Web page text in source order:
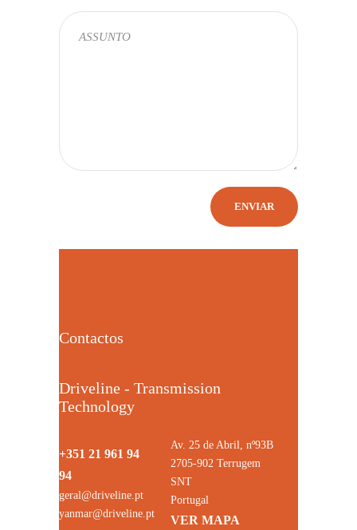
Contactos
Driveline - Transmission
Technology
+351 21 961 94
94
geral@driveline.pt
yanmar@driveline.pt
Av. 25 de Abril, nº93B
2705-902 Terrugem
SNT
Portugal
VER MAPA